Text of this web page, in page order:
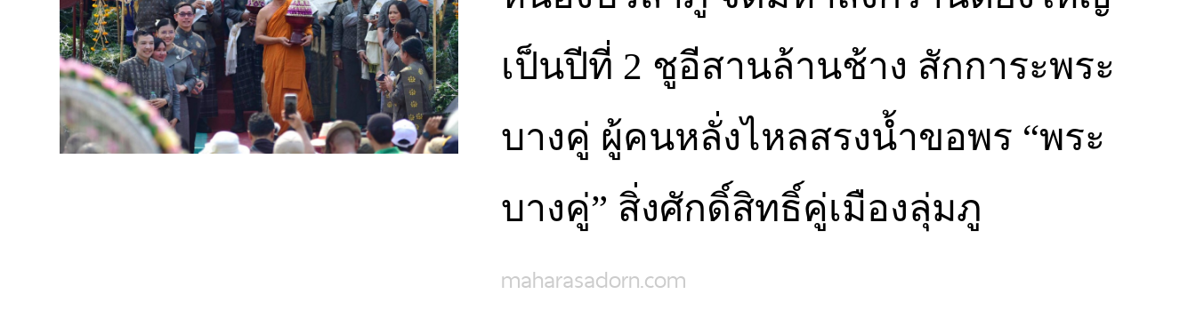
เป็นปีที่ 2 ชูอีสานล้านช้าง สักการะพระ
บางคู่ ผู้คนหลั่งไหลสรงน้ำขอพร “พระ
บางคู่” สิ่งศักดิ์สิทธิ์คู่เมืองลุ่มภู
maharasadorn.com